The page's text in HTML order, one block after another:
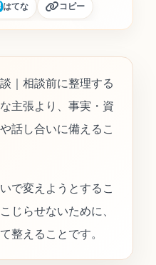
はてな コピー
｜相談前に整理する
主張より、事実・資
話し合いに備えるこ
で変えようとするこ
じらせないために、
整えることです。